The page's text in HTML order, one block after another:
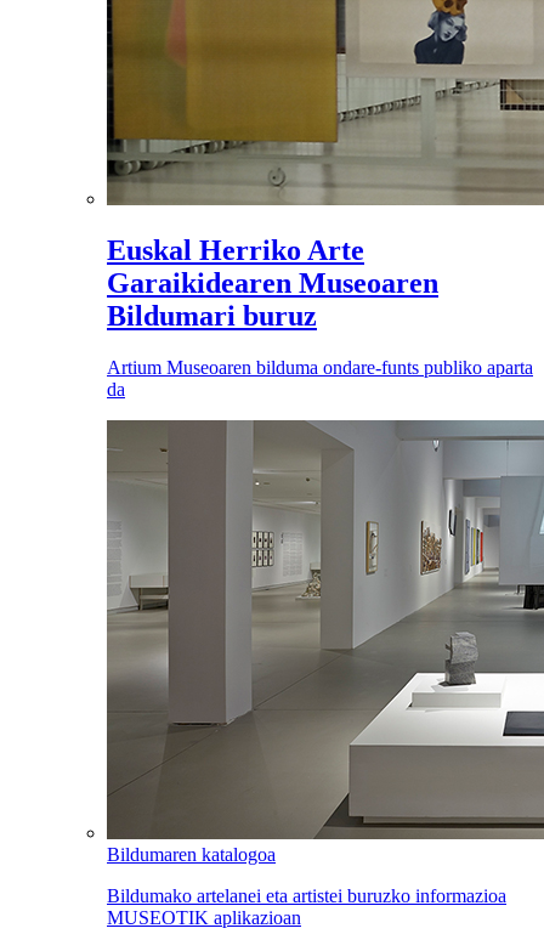
Euskal Herriko Arte
Garaikidearen Museoaren
Bildumari buruz
Artium Museoaren bilduma ondare-funts publiko aparta
da
Bildumaren katalogoa
Bildumako artelanei eta artistei buruzko informazioa
MUSEOTIK aplikazioan